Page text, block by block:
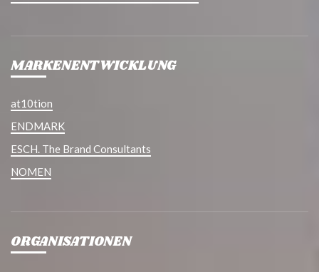
MARKENENTWICKLUNG
at10tion
ENDMARK
ESCH. The Brand Consultants
NOMEN
ORGANISATIONEN